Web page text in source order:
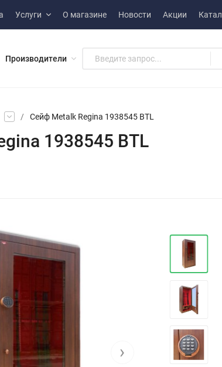
Услуги О магазине Новости Акции
Производители
/ Сейф Metalk Regina 1938545 BTL
1938545 BTL
›